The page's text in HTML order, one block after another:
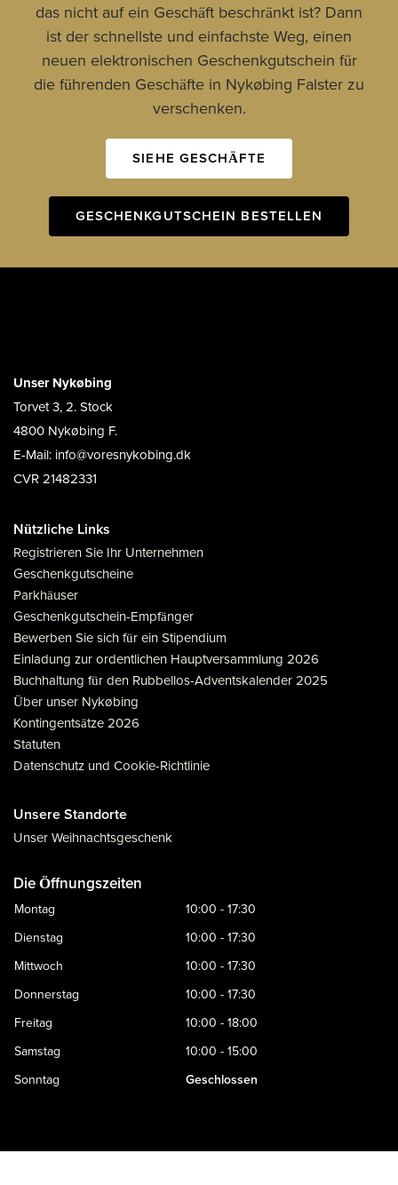
das nicht auf ein Geschäft beschränkt ist? Dann
ist der schnellste und einfachste Weg, einen
neuen elektronischen Geschenkgutschein für
die führenden Geschäfte in Nykøbing Falster zu
verschenken.
SIEHE GESCHÄFTE
GESCHENKGUTSCHEIN BESTELLEN
Unser Nykøbing
Torvet 3, 2. Stock
4800 Nykøbing F.
E-Mail: info@voresnykobing.dk
CVR 21482331
Nützliche Links
Registrieren Sie Ihr Unternehmen
Geschenkgutscheine
Parkhäuser
Geschenkgutschein-Empfänger
Bewerben Sie sich für ein Stipendium
Einladung zur ordentlichen Hauptversammlung 2026
Buchhaltung für den Rubbellos-Adventskalender 2025
Über unser Nykøbing
Kontingentsätze 2026
Statuten
Datenschutz und Cookie-Richtlinie
Unsere Standorte
Unser Weihnachtsgeschenk
Die Öffnungszeiten
Montag
10:00 - 17:30
Dienstag
10:00 - 17:30
Mittwoch
10:00 - 17:30
Donnerstag
10:00 - 17:30
Freitag
10:00 - 18:00
Samstag
10:00 - 15:00
Sonntag
Geschlossen